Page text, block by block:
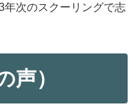
年次のスクーリングで志
声）